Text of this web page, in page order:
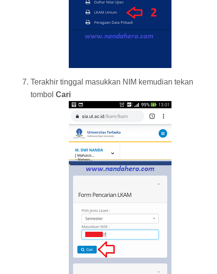
Terakhir tinggal masukkan NIM kemudian tekan
tombol Cari